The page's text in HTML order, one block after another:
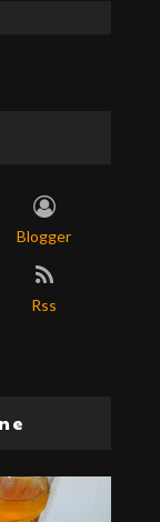
Blogger
Rss